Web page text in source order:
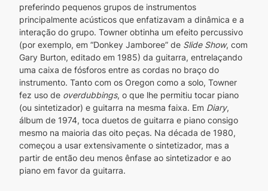
preferindo pequenos grupos de instrumentos
principalmente acústicos que enfatizavam a dinâmica e a
interação do grupo. Towner obtinha um efeito percussivo
(por exemplo, em “Donkey Jamboree” de Slide Show, com
Gary Burton, editado em 1985) da guitarra, entrelaçando
uma caixa de fósforos entre as cordas no braço do
instrumento. Tanto com os Oregon como a solo, Towner
fez uso de overdubbings, o que lhe permitiu tocar piano
(ou sintetizador) e guitarra na mesma faixa. Em Diary,
álbum de 1974, toca duetos de guitarra e piano consigo
mesmo na maioria das oito peças. Na década de 1980,
começou a usar extensivamente o sintetizador, mas a
partir de então deu menos ênfase ao sintetizador e ao
piano em favor da guitarra.